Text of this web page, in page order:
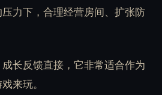
力下，合理经营房间、扩张防
长反馈直接，它非常适合作为
来玩。